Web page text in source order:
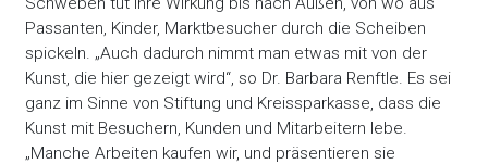
Passanten, Kinder, Marktbesucher durch die Scheiben
spickeln. „Auch dadurch nimmt man etwas mit von der
Kunst, die hier gezeigt wird“, so Dr. Barbara Renftle. Es sei
ganz im Sinne von Stiftung und Kreissparkasse, dass die
Kunst mit Besuchern, Kunden und Mitarbeitern lebe.
„Manche Arbeiten kaufen wir, und präsentieren sie